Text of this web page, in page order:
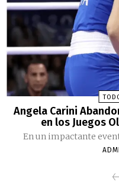
Angela Carini
en los Juegos
En un impactante